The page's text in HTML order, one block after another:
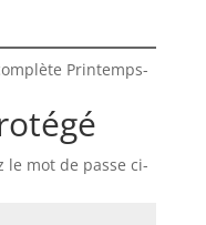
Printemps-
le mot de passe ci-